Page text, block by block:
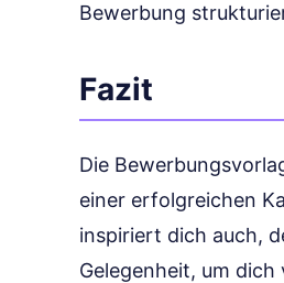
Bewerbung
Fazit
Die
einer erfolgreichen
inspiriert dich auch,
Gelegenheit, um